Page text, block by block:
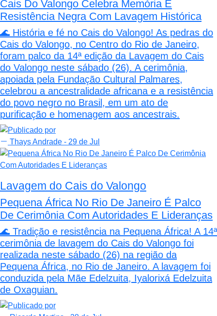
Cais Do Valongo Celebra Memória E
Resistência Negra Com Lavagem Histórica
🌊 História e fé no Cais do Valongo! As pedras do
Cais do Valongo, no Centro do Rio de Janeiro,
foram palco da 14ª edição da Lavagem do Cais
do Valongo neste sábado (26). A cerimônia,
apoiada pela Fundação Cultural Palmares,
celebrou a ancestralidade africana e a resistência
do povo negro no Brasil, em um ato de
purificação e homenagem aos ancestrais.
Thays Andrade - 29 de Jul
Lavagem do Cais do Valongo
Pequena África No Rio De Janeiro É Palco
De Cerimônia Com Autoridades E Lideranças
🌊 Tradição e resistência na Pequena África! A 14ª
cerimônia de lavagem do Cais do Valongo foi
realizada neste sábado (26) na região da
Pequena África, no Rio de Janeiro. A lavagem foi
conduzida pela Mãe Edelzuita, Iyalorixá Edelzuita
de Oxaguian.